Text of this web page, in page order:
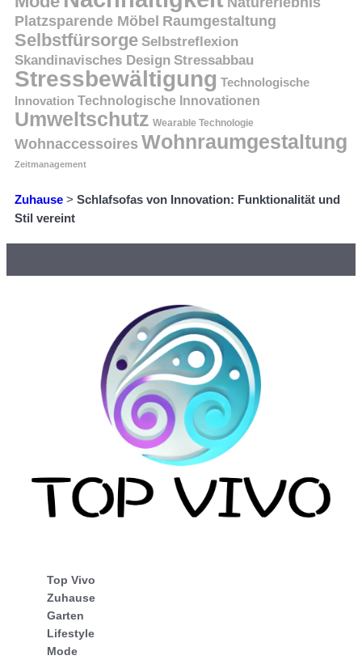
Platzsparende Möbel Raumgestaltung
Selbstfürsorge Selbstreflexion
Skandinavisches Design Stressabbau
Stressbewältigung Technologische
Innovation Technologische Innovationen
Umweltschutz Wearable Technologie
Wohnaccessoires Wohnraumgestaltung
Zeitmanagement
Zuhause > Schlafsofas von Innovation: Funktionalität und
Stil vereint
Top Vivo
Zuhause
Garten
Lifestyle
Mode